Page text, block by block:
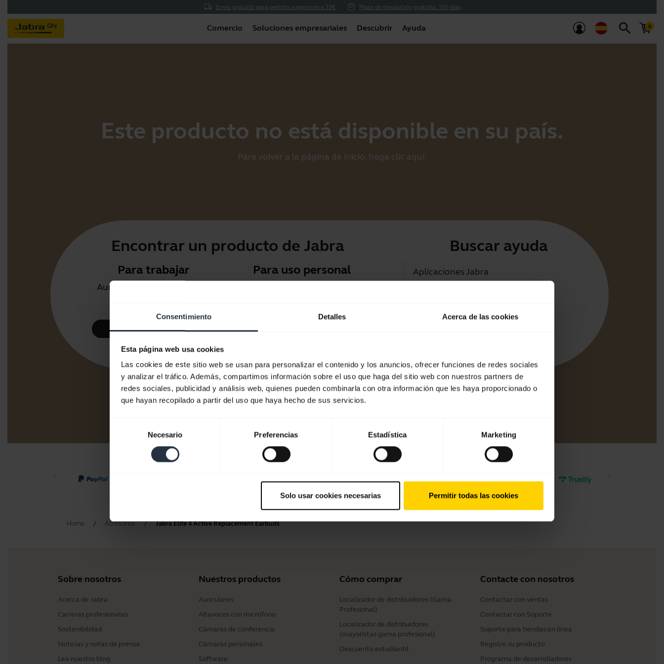
Envío gratuito para pedidos superiores a 39€ Plazo de devolución gratuita: 100 días
Consentimiento Detalles Acerca de las cookies
Esta página web usa cookies
Las cookies de este sitio web se usan para personalizar el contenido y los anuncios, ofrecer funciones de redes sociales
y analizar el tráfico. Además, compartimos información sobre el uso que haga del sitio web con nuestros partners de
redes sociales, publicidad y análisis web, quienes pueden combinarla con otra información que les haya proporcionado o
que hayan recopilado a partir del uso que haya hecho de sus servicios.
consentimiento
Necesario Preferencias Estadística Marketing
Solo usar cookies necesarias Permitir todas las cookies
Comercio Soluciones empresariales Descubrir Ayuda search
Este producto no está disponible en su país.
Para volver a la página de inicio, haga clic aquí.
Encontrar un producto de Jabra
Para trabajar
Auriculares y altavoces para
Eche un vistazo
Para uso personal
Buscar ayuda
Aplicaciones Jabra
Home Accesorios Jabra Elite 4 Active Replacement Earbuds
Sobre nosotros
Acerca de Jabra
Carreras profesionales
Sostenibilidad
Noticias y notas de prensa
Lea nuestro blog
Nuestros productos
Auriculares
Altavoces con micrófono
Cámaras de conferencia
Cámaras personales
Software
Cómo comprar
Localizador de distribuidores (Gama
Profesional)
Localizador de distribuidores
(mayoristas gama profesional)
Descuento estudiantil
Contacte con nosotros
Contactar con ventas
Contactar con Soporte
Soporte para tiendas en línea
Registre su producto
Programa de desarrolladores